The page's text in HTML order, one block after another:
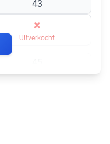
43
×
Uitverkocht